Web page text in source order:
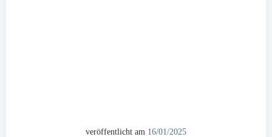
veröffentlicht am 16/01/2025